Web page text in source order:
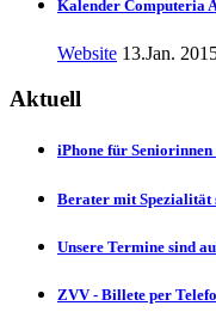
Kalender Computeria
Website 13.Jan.
Aktuell
iPhone für Seniorinnen
Berater mit Spezialität
Unsere Termine sind
ZVV - Billete per